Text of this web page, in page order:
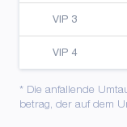
VIP 3
VIP 4
* Die anfallende
betrag, der auf dem